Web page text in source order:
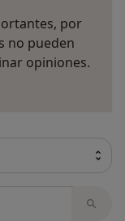
por
no pueden
opiniones.